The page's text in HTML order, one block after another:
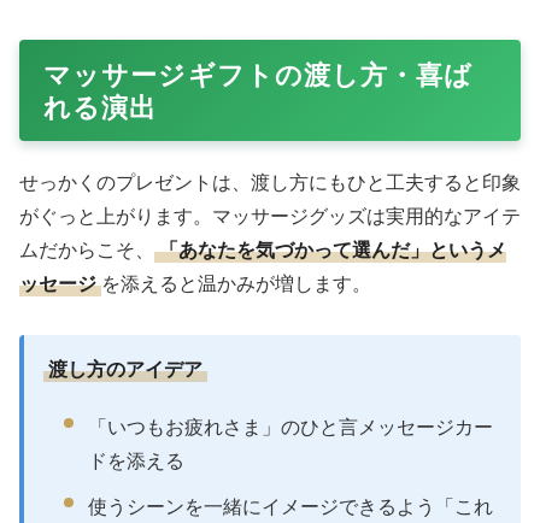
マッサージギフトの渡し方・喜ば
れる演出
せっかくのプレゼントは、渡し方にもひと工夫すると印象
がぐっと上がります。マッサージグッズは実用的なアイテ
ムだからこそ、
「あなたを気づかって選んだ」というメ
ッセージ を添えると温かみが増します。
渡し方のアイデア
「いつもお疲れさま」のひと言メッセージカー
ドを添える
使うシーンを一緒にイメージできるよう「これ